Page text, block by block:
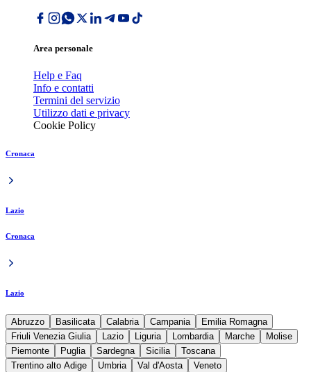
Area personale
Help e Faq
Info e contatti
Termini del servizio
Utilizzo dati e privacy
Cookie Policy
Cronaca
Lazio
Cronaca
Lazio
Abruzzo Basilicata Calabria Campania
Emilia Romagna
Friuli Venezia Giulia
Lazio Liguria Lombardia Marche
Molise
Piemonte
Puglia Sardegna Sicilia
Toscana
Trentino alto Adige
Umbria Val d'Aosta Veneto